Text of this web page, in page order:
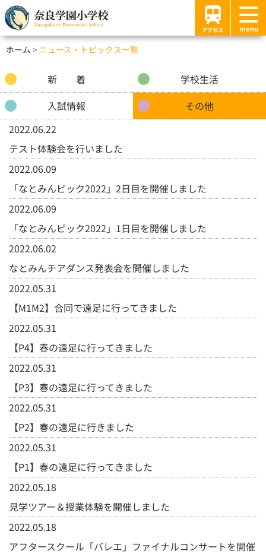
アクセス menu
ホーム ニュース・トピックス一覧
新 着
学校生活
入試情報
その他
2022.06.22
テスト体験会を行いました
2022.06.09
「なとみんピック2022」2日目を開催しました
2022.06.09
「なとみんピック2022」1日目を開催しました
2022.06.02
なとみんチアダンス発表会を開催しました
2022.05.31
【M1M2】合同で遠足に行ってきました
2022.05.31
【P4】春の遠足に行ってきました
2022.05.31
【P3】春の遠足に行ってきました
2022.05.31
【P2】春の遠足に行きました
2022.05.31
【P1】春の遠足に行ってきました
2022.05.18
見学ツアー＆授業体験を開催しました
2022.05.18
アフタースクール「バレエ」ファイナルコンサートを開催